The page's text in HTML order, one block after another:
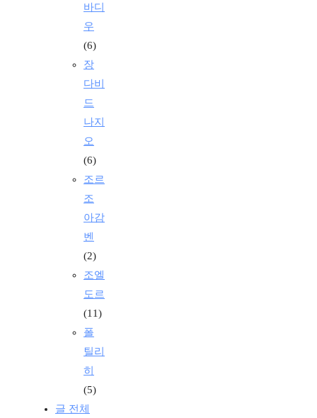
바디
우
(6)
장
다비
드
나지
오
(6)
조르
조
아감
벤
(2)
조엘
도르
(11)
폴
틸리
히
(5)
글 전체